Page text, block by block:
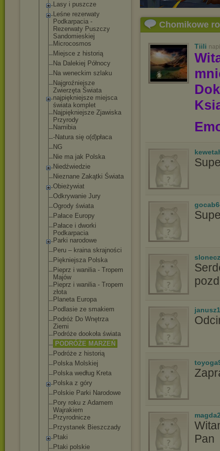
Lasy i puszcze
Leśne rezerwaty
Podkarpacia -
Rezerwaty Puszczy
Sandomieskiej
Microcosmos
Miejsce z historią
Na Dalekiej Północy
Na weneckim szlaku
Najgroźniejsze
Zwierzęta Świata
najpiękniejsze miejsca
świata komplet
Najpiękniejsze Zjawiska
Przyrody
Namibia
-Natura się o(d)płaca
NG
Nie ma jak Polska
Niedźwiedzie
Nieznane Zakątki Świata
Obieżywiat
Odkrywanie Jury
Ogrody świata
Pałace Europy
Pałace i dworki
Podkarpacia
Parki narodowe
Peru – kraina skrajności
Piękniejsza Polska
Pieprz i wanilia - Tropem
Majów
Pieprz i wanilia - Tropem
złota
Planeta Europa
Podlasie ze smakiem
Podróż Do Wnętrza
Ziemi
Podróże dookoła świata
PODRÓŻE MARZEŃ
Podróże z historią
Polska Molskiej
Polska według Kreta
Polska z góry
Polskie Parki Narodowe
Pory roku z Adamem
Wajrakiem
Przyrodnicze
Przystanek Bieszczady
Ptaki
Ptaki polskie
Chomikowe
Tiili
Pan